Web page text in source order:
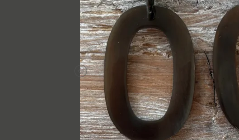
Previous